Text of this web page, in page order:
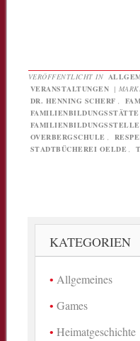
VERÖFFENTLICHT IN
VERANSTALTUNGEN |
DR. HENNING SCHERF
OVERBERGSCHULE
STADTBÜCHEREI OELDE
KATEGORIEN
Allgemeines
Games
Heimatgeschichte